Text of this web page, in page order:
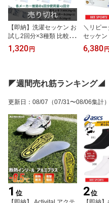
【即納】洗濯セッケン お
試し2回分×3種類 比較体
験セット 泥スッキリ303
ポール ガイアランドリー
1,320 円
＼リピ
セッケ
2個セッ
剤 ユニ
大会 ラ
田植え
6,380 円
◤週間売れ筋ランキング◢
更新日 ： 08/07 （07/31〜08/06集計）
1 位 2位